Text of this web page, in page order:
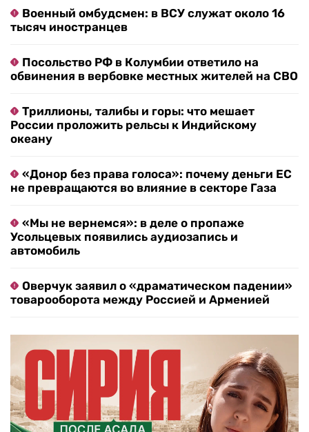
Военный омбудсмен: в ВСУ служат около 16
тысяч иностранцев
Посольство РФ в Колумбии ответило на
обвинения в вербовке местных жителей на СВО
Триллионы, талибы и горы: что мешает
России проложить рельсы к Индийскому
океану
«Донор без права голоса»: почему деньги ЕС
не превращаются во влияние в секторе Газа
«Мы не вернемся»: в деле о пропаже
Усольцевых появились аудиозапись и
автомобиль
Оверчук заявил о «драматическом падении»
товарооборота между Россией и Арменией